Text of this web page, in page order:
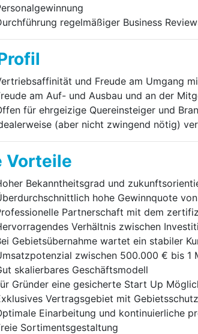
regelmäßiger Business
und Freude am Umgang
am Auf- und Ausbau und an der
für ehrgeizige Quereinsteiger und
(aber nicht zwingend nötig)
Vorteile
Bekanntheitsgrad und
hohe Gewinnquote
Partnerschaft mit dem
Verhältnis zwischen
Gebietsübernahme wartet ein stabiler
zwischen 500.000 € bis 1
skalierbares Geschäftsmodell
Gründer eine gesicherte Start Up
Vertragsgebiet mit Gebietsschutz
Einarbeitung und kontinuierliche
Sortimentsgestaltung